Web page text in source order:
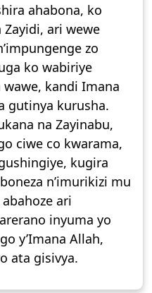
ahabona, ko
ari wewe
zo
ko wabiriye
kandi Imana
gutinya kurusha.
na Zayinabu,
ciwe co kwarama,
kugira
n’imurikizi mu
ari
inyuma yo
y’Imana Allah,
ata gisivya.